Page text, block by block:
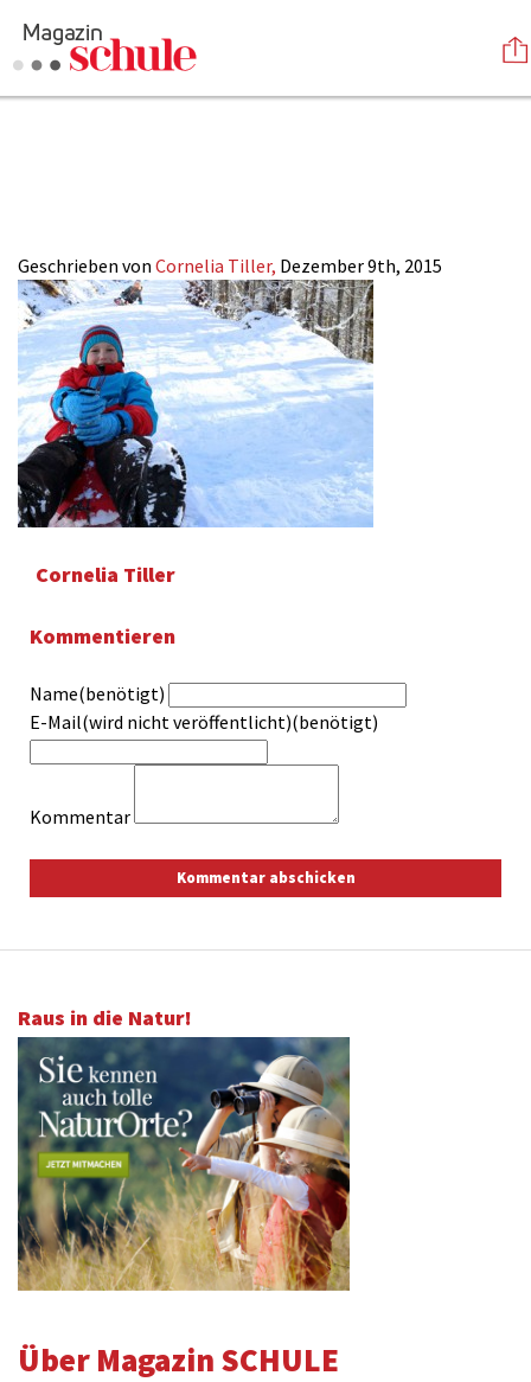
Mediadaten
Kontakt
Impressum
Anmelden
Geschrieben von Cornelia Tiller, Dezember 9th, 2015
Cornelia Tiller
Kommentieren
Name(benötigt)
E-Mail(wird nicht veröffentlicht)(benötigt)
Kommentar
Raus in die Natur!
Über Magazin SCHULE